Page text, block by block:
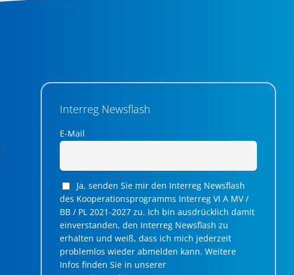
Interreg Newsflash
E-Mail
Ja, senden Sie mir den Interreg Newsflash
des Kooperationsprogramms Interreg VI A MV /
BB / PL 2021-2027 zu. Ich bin ausdrücklich damit
einverstanden, den Interreg Newsflash zu
erhalten und weiß, dass ich mich jederzeit
problemlos wieder abmelden kann. Weitere
Infos finden Sie in unserer